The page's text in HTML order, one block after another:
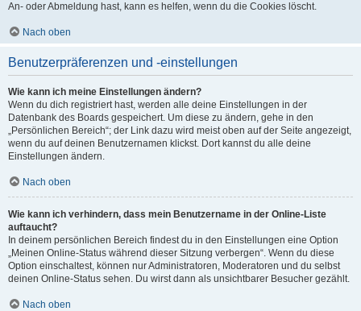
An- oder Abmeldung hast, kann es helfen, wenn du die Cookies löscht.
Nach oben
Benutzerpräferenzen und -einstellungen
Wie kann ich meine Einstellungen ändern?
Wenn du dich registriert hast, werden alle deine Einstellungen in der
Datenbank des Boards gespeichert. Um diese zu ändern, gehe in den
„Persönlichen Bereich“; der Link dazu wird meist oben auf der Seite angezeigt,
wenn du auf deinen Benutzernamen klickst. Dort kannst du alle deine
Einstellungen ändern.
Nach oben
Wie kann ich verhindern, dass mein Benutzername in der Online-Liste
auftaucht?
In deinem persönlichen Bereich findest du in den Einstellungen eine Option
„Meinen Online-Status während dieser Sitzung verbergen“. Wenn du diese
Option einschaltest, können nur Administratoren, Moderatoren und du selbst
deinen Online-Status sehen. Du wirst dann als unsichtbarer Besucher gezählt.
Nach oben